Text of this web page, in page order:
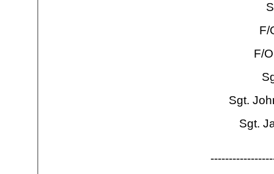
F/
F/
Sgt.
Sgt.
-----------------